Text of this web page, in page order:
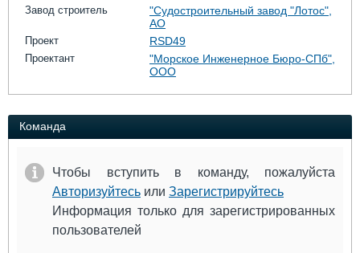
Завод строитель
"Судостроительный завод "Лотос",
АО
Проект RSD49
Проектант
"Морское Инженерное Бюро-СПб",
ООО
Команда
Чтобы вступить в команду, пожалуйста
Авторизуйтесь или Зарегистрируйтесь
Информация только для зарегистрированных
пользователей